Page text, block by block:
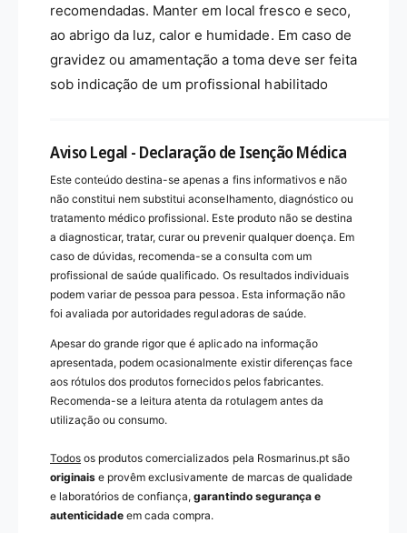
recomendadas. Manter em local fresco e seco,
ao abrigo da luz, calor e humidade. Em caso de
gravidez ou amamentação a toma deve ser feita
sob indicação de um profissional habilitado
Aviso Legal - Declaração de Isenção Médica
Este conteúdo destina-se apenas a fins informativos e não
não constitui nem substitui aconselhamento, diagnóstico ou
tratamento médico profissional. Este produto não se destina
a diagnosticar, tratar, curar ou prevenir qualquer doença. Em
caso de dúvidas, recomenda-se a consulta com um
profissional de saúde qualificado. Os resultados individuais
podem variar de pessoa para pessoa. Esta informação não
foi avaliada por autoridades reguladoras de saúde.
Apesar do grande rigor que é aplicado na informação
apresentada, podem ocasionalmente existir diferenças face
aos rótulos dos produtos fornecidos pelos fabricantes.
Recomenda-se a leitura atenta da rotulagem antes da
utilização ou consumo.
Todos os produtos comercializados pela Rosmarinus.pt são
originais e provêm exclusivamente de marcas de qualidade
e laboratórios de confiança,garantindo segurança e
autenticidade em cada compra.